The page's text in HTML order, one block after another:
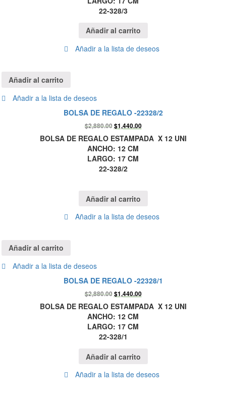
22-328/3
Añadir al carrito
Añadir a la lista de deseos
Añadir al carrito
Añadir a la lista de deseos
BOLSA DE REGALO -22328/2
$2,880.00 $1,440.00
BOLSA DE REGALO ESTAMPADA X 12 UNI
ANCHO: 12 CM
LARGO: 17 CM
22-328/2
Añadir al carrito
Añadir a la lista de deseos
Añadir al carrito
Añadir a la lista de deseos
BOLSA DE REGALO -22328/1
$2,880.00 $1,440.00
BOLSA DE REGALO ESTAMPADA X 12 UNI
ANCHO: 12 CM
LARGO: 17 CM
22-328/1
Añadir al carrito
Añadir a la lista de deseos